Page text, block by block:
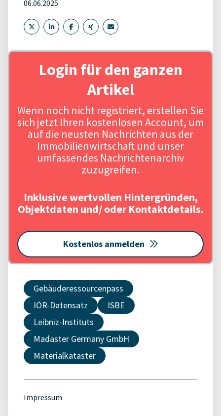
06.06.2025
Login für den ganzen
Artikel
Wenn noch nicht registriert, erstellen Sie
sich jetzt Ihren kostenlosen Account, um
auf die neusten Nachrichten aus der
Immobilienwirtschaft und unser
umfassendes Nachrichtenarchiv
zuzugreifen.
Inklusive wertvollen Hintergründen,
Objektdaten und/ oder Kontaktdetails.
Kostenlos anmelden
Gebäuderessourcenpass
IÖR-Datensatz
ISBE
Leibniz-Instituts
Madaster Germany GmbH
Materialkataster
Impressum